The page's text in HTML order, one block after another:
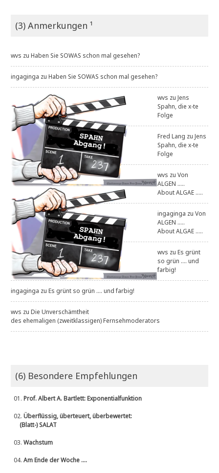
(3) Anmerkungen ¹
wvs zuHaben Sie SOWAS schon mal gesehen?
ingaginga zuHaben Sie SOWAS schon mal gesehen?
wvs zuJens
Spahn, die x-te
Folge
Fred Lang zuJens
Spahn, die x-te
Folge
wvs zuVon
ALGEN .....
About ALGAE .....
ingaginga zuVon
ALGEN .....
About ALGAE .....
wvs zuEs grünt
so grün .... und
farbig!
ingaginga zuEs grünt so grün .... und farbig!
wvs zuDie Unverschämtheit
des ehemaligen (zweitklassigen) Fernsehmoderators
(6) Besondere Empfehlungen
01.Prof. Albert A. Bartlett: Exponentialfunktion
02.Überflüssig, überteuert, überbewertet:
(Blatt-) SALAT
03.Wachstum
04.Am Ende der Woche ....